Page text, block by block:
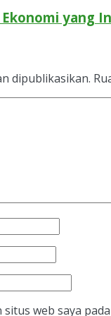
yang
dipublikasikan.
situs web saya